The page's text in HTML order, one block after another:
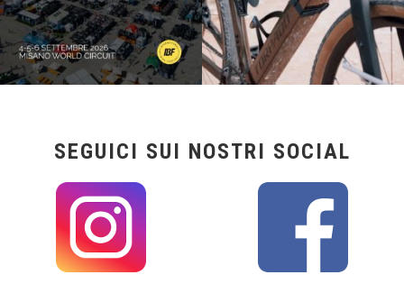
SEGUICI SUI NOSTRI SOCIAL